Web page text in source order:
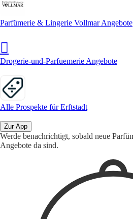
Parfümerie & Lingerie Vollmar Angebote
Drogerie-und-Parfuemerie Angebote
Alle Prospekte für Erftstadt
Zur App
Werde benachrichtigt, sobald neue
Angebote da sind.